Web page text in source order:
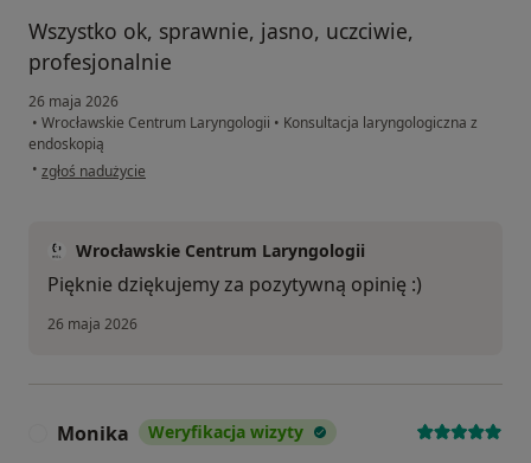
Wszystko ok, sprawnie, jasno, uczciwie,
profesjonalnie
26 maja 2026
• Wrocławskie Centrum Laryngologii • Konsultacja laryngologiczna z
endoskopią
• w opinii użytkownika Gg
zgłoś nadużycie
Wrocławskie Centrum Laryngologii
Pięknie dziękujemy za pozytywną opinię :)
26 maja 2026
Monika Weryfikacja wizyty